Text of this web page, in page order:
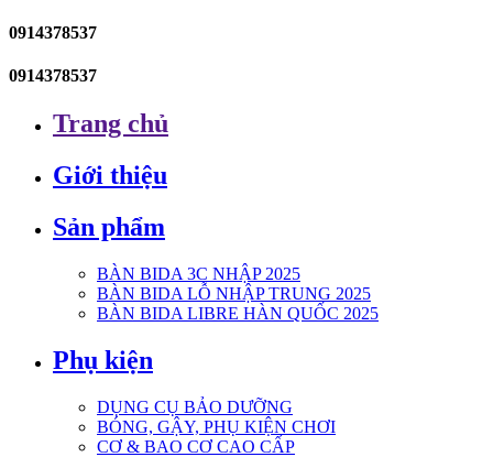
0914378537
0914378537
Trang chủ
Giới thiệu
Sản phẩm
BÀN BIDA 3C NHẬP 2025
BÀN BIDA LỖ NHẬP TRUNG 2025
BÀN BIDA LIBRE HÀN QUỐC 2025
Phụ kiện
DỤNG CỤ BẢO DƯỠNG
BÓNG, GẬY, PHỤ KIỆN CHƠI
CƠ & BAO CƠ CAO CẤP